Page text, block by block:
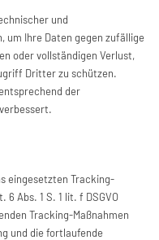
und
Ihre Daten gegen zufällige
oder vollständigen Verlust,
Dritter zu schützen.
der
eingesetzten Tracking-
6 Abs. 1 S. 1 lit. f DSGVO
Tracking-Maßnahmen
und die fortlaufende